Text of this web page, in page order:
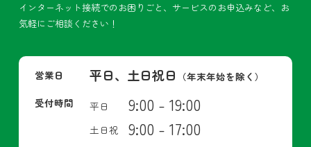
インターネット接続でのお困りごと、サービスのお申込みなど、お
気軽にご相談ください！
営業日 平日、土日祝日 （年末年始を除く）
受付時間
平日 9:00 - 19:00
土日祝 9:00 - 17:00